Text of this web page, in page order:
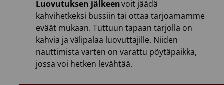
Luovutuksen jälkeenvoit jäädä
kahvihetkeksi bussiin tai ottaa tarjoamamme
eväät mukaan. Tuttuun tapaan tarjolla on
kahvia ja välipalaa luovuttajille. Niiden
nauttimista varten on varattu pöytäpaikka,
jossa voi hetken levähtää.